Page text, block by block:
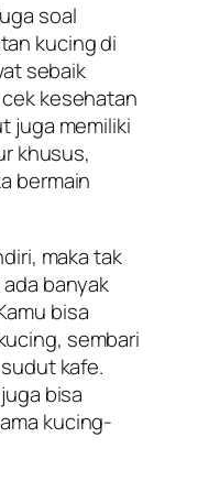
soal
kucing di
sebaik
kesehatan
juga memiliki
khusus,
bermain
maka tak
banyak
bisa
sembari
kafe.
bisa
kucing-